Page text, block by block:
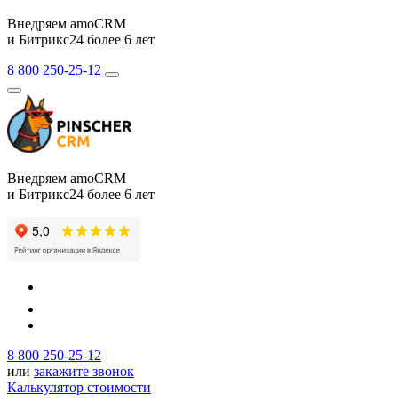
Внедряем amoCRM
и Битрикс24 более 6 лет
8 800 250-25-12
Внедряем amoCRM
и Битрикс24 более 6 лет
8 800 250-25-12
или закажите звонок
Калькулятор стоимости